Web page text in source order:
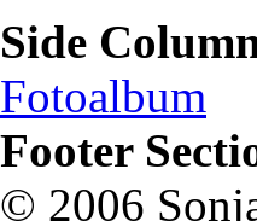
Side
Fotoalbum
Footer
© 2006